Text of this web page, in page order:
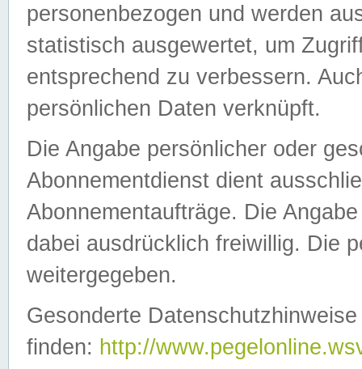
personenbezogen und werden
statistisch ausgewertet, um
entsprechend zu verbessern.
persönlichen Daten verknüpft.
Die Angabe persönlicher oder
Abonnementdienst dient
Abonnementaufträge. Die
dabei ausdrücklich freiwillig. Die
weitergegeben.
Gesonderte
finden: http://